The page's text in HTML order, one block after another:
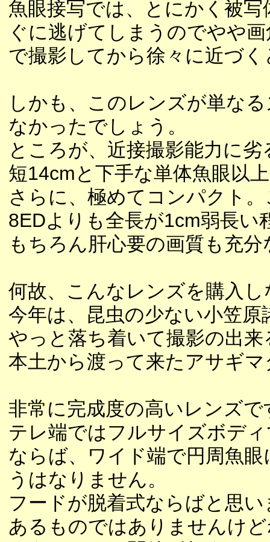
魚眼接写では、とにかく被
ぐに逃げてしまうのでやや
で撮影してから徐々に近づ
しかも、このレンズが単な
なかったでしょう。
ところが、近接撮影能力に
短14cmと下手な単体魚眼以
さらに、極めてコンパクト
8EDよりも全長が1cm弱長い
もちろん肝心要の画質も充
何故、こんなレンズを購入
今年は、昆虫の少ない小笠
やっと落ち着いて撮影の出
本土から渡って来たアサギ
非常に完成度の高いレンズ
テレ端ではフルサイズボデ
ならば、ワイド端で円周魚
うはなりません。
フードが脱着式ならばと思
あるものではありませんけ